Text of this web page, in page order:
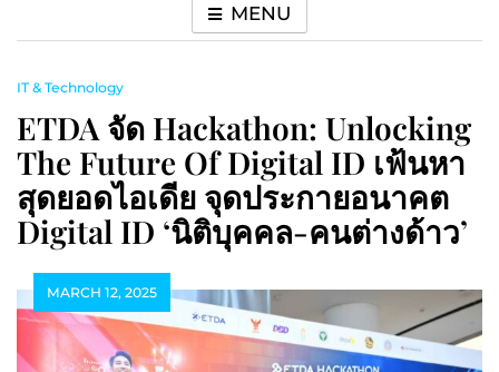
MENU
IT & Technology
ETDA จัด Hackathon: Unlocking
The Future Of Digital ID เฟ้นหา
สุดยอดไอเดีย จุดประกายอนาคต
Digital ID ‘นิติบุคคล-คนต่างด้าว’
MARCH 12, 2025